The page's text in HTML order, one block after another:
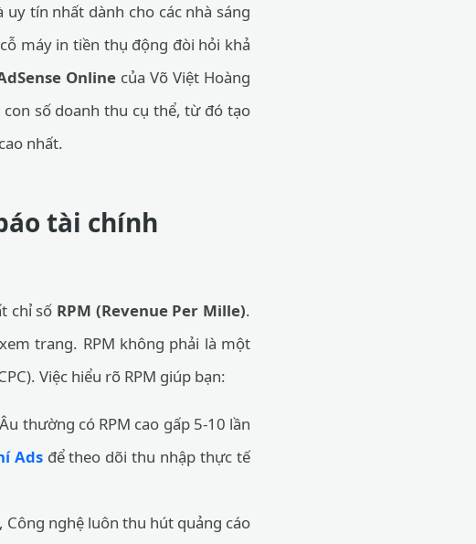
tín nhất dành cho các nhà sáng
máy in tiền thụ động đòi hỏi khả
Online của Võ Việt Hoàng
số doanh thu cụ thể, từ đó tạo
nhất.
tài chính
chỉ số RPM (Revenue Per Mille).
trang. RPM không phải là một
Việc hiểu rõ RPM giúp bạn:
thường có RPM cao gấp 5-10 lần
Adsđể theo dõi thu nhập thực tế
Công nghệ luôn thu hút quảng cáo